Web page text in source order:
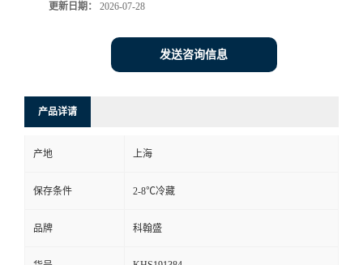
更新日期： 2026-07-28
发送咨询信息
产品详请
产地 上海
保存条件 2-8℃冷藏
品牌 科翰盛